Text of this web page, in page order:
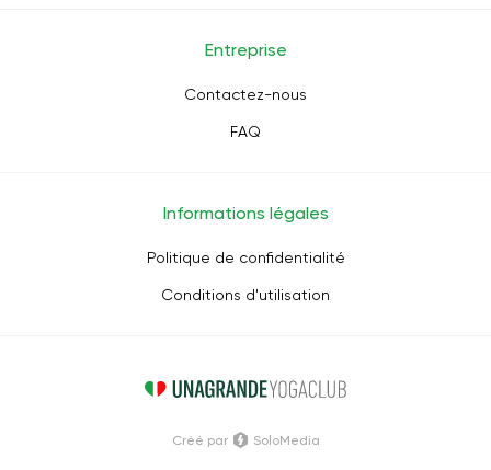
Entreprise
Contactez-nous
FAQ
Informations légales
Politique de confidentialité
Conditions d'utilisation
Créé par SoloMedia